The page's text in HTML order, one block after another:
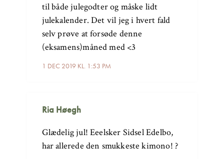
1 DEC 2019 KL. 1:53 PM
til både julegodter og måske lidt
julekalender. Det vil jeg i hvert fald
selv prøve at forsøde denne
(eksamens)måned med <3
Ria Høegh
Glædelig jul! Eeelsker Sidsel Edelbo,
har allerede den smukkeste kimono! ?